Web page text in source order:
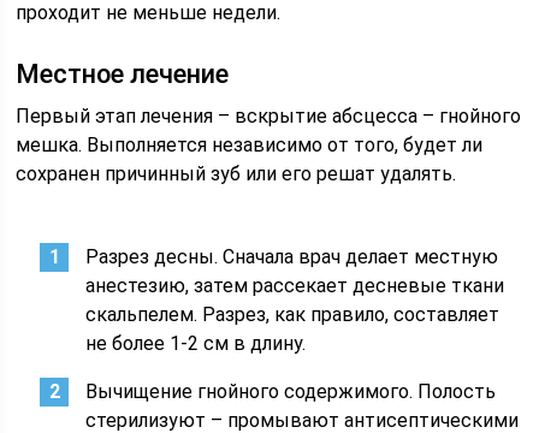
проходит не меньше недели.
Местное лечение
Первый этап лечения – вскрытие абсцесса – гнойного
мешка. Выполняется независимо от того, будет ли
сохранен причинный зуб или его решат удалять.
Разрез десны. Сначала врач делает местную
анестезию, затем рассекает десневые ткани
скальпелем. Разрез, как правило, составляет
не более 1-2 см в длину.
Вычищение гнойного содержимого. Полость
стерилизуют – промывают антисептическими